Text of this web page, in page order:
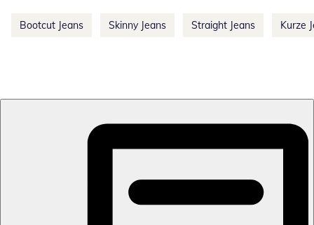
Bootcut Jeans Skinny Jeans Straight Jeans Kurze